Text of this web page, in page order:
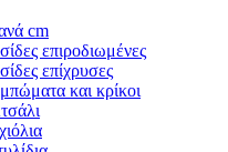
cm
επιροδιωμένες
επίχρυσες
και κρίκοι